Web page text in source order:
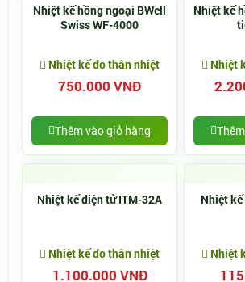
Nhiệt kế hồng ngoại BWell
Swiss WF-4000
Nhiệt kế đo thân nhiệt
750.000 VNĐ
Thêm vào giỏ hàng
Nhiệt kế
Nhiệt
Nhiệt kế điện tử ITM-32A
Nhiệt kế đo thân nhiệt
1.100.000 VNĐ
Nhiệt
Nhiệt